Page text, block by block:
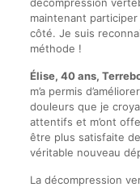
maintenant participer
côté. Je suis
méthode !
Élise, 40 ans,
m’a permis
douleurs que je
attentifs et m’ont
être plus satisfaite
véritable nouveau
La décompression